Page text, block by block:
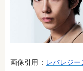
画像引用： レバレジ